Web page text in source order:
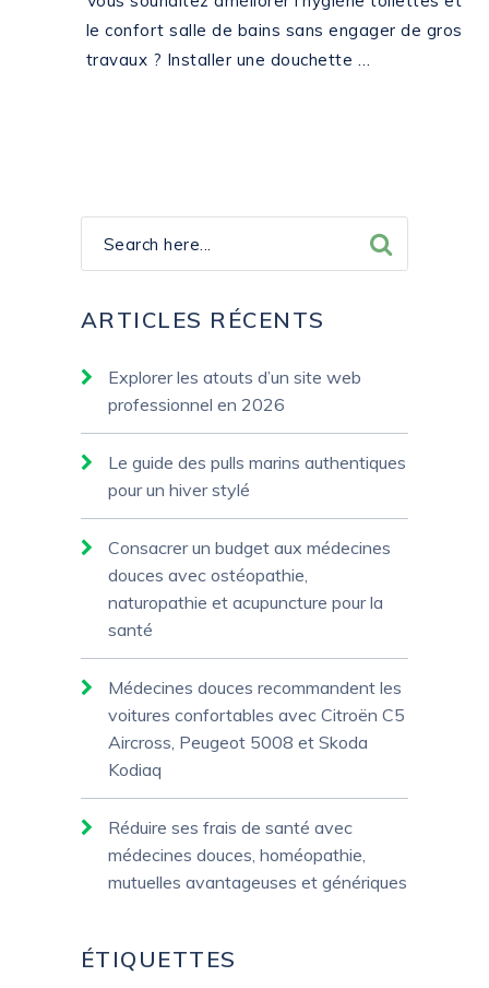
le confort salle de bains sans engager de gros
travaux ? Installer une douchette …
ARTICLES RÉCENTS
Explorer les atouts d’un site web
professionnel en 2026
Le guide des pulls marins authentiques
pour un hiver stylé
Consacrer un budget aux médecines
douces avec ostéopathie,
naturopathie et acupuncture pour la
santé
Médecines douces recommandent les
voitures confortables avec Citroën C5
Aircross, Peugeot 5008 et Skoda
Kodiaq
Réduire ses frais de santé avec
médecines douces, homéopathie,
mutuelles avantageuses et génériques
ÉTIQUETTES